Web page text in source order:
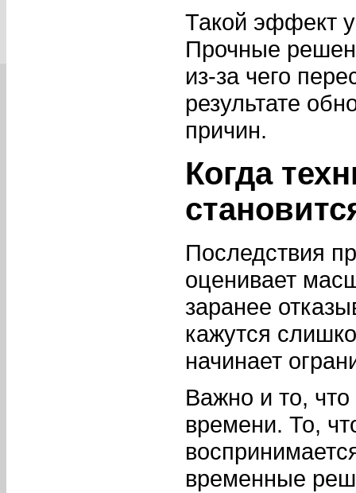
Такой эффект
Прочные
из-за чего
результате
причин.
Когда
Последствия
оценивает
заранее
кажутся
начинает
Важно и то,
времени. То,
временные